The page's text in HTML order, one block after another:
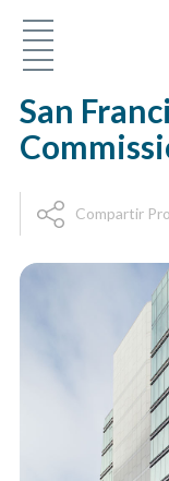
San
Compartir